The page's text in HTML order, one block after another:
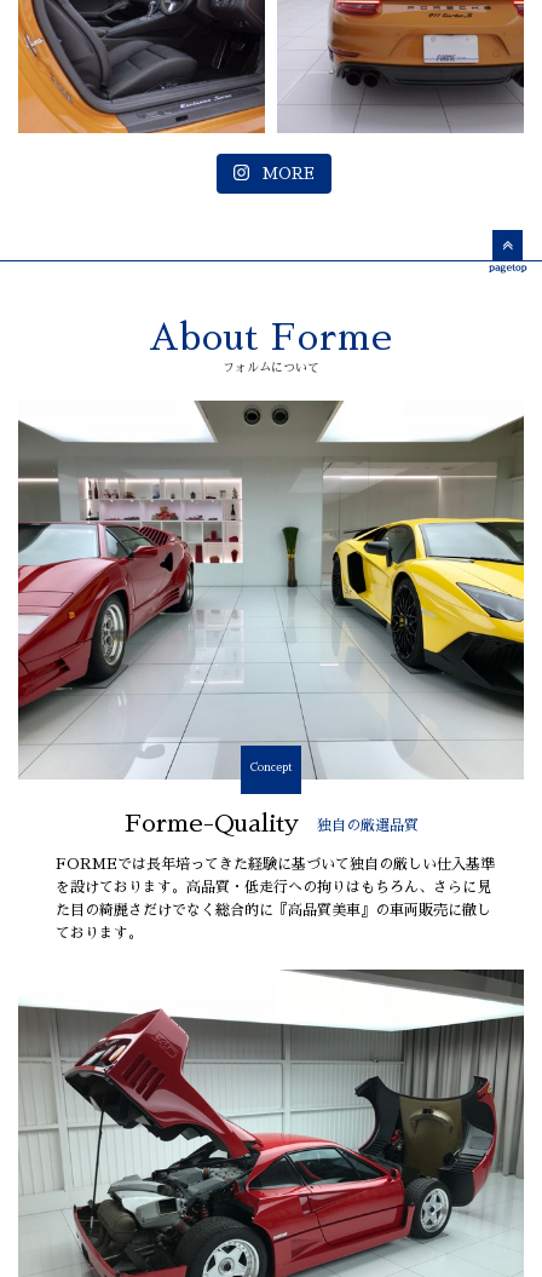
MORE
About Forme
フォルムについて
Concept
Forme-Quality 独自の厳選品質
FORMEでは長年培ってきた経験に基づいて独自の厳しい仕入基準
を設けております。高品質・低走行への拘りはもちろん、さらに見
た目の綺麗さだけでなく総合的に『高品質美車』の車両販売に徹し
ております。